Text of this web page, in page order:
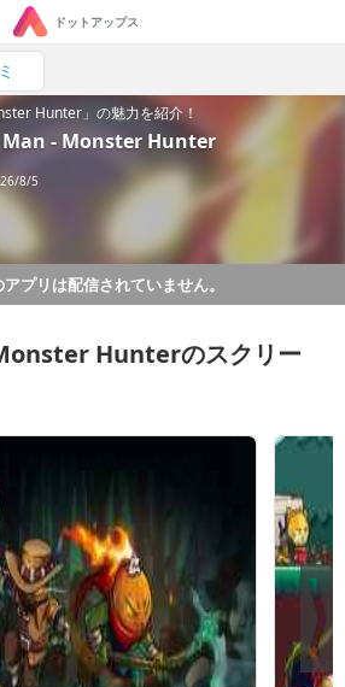
ドットアップス
Hunter」の魅力を紹介！
- Monster Hunter
8/5
プリは配信されていません。
Hunterのスクリー